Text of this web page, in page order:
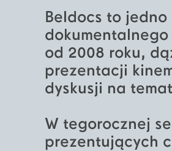
Beldocs to
od 2008 roku,
prezentacji
dyskusji na
W tegorocznej
prezentujących